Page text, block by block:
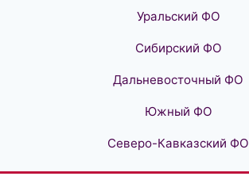
Уральский ФО
Сибирский ФО
Дальневосточный ФО
Южный ФО
Северо-Кавказский ФО